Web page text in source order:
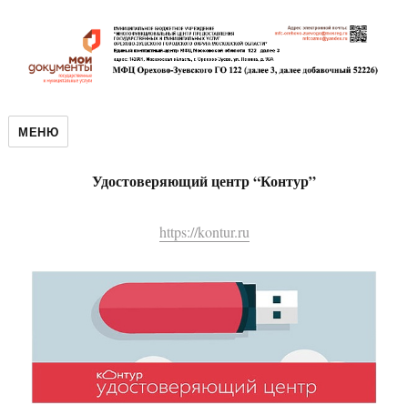
МЕНЮ
Удостоверяющий центр “Контур”
https://kontur.ru